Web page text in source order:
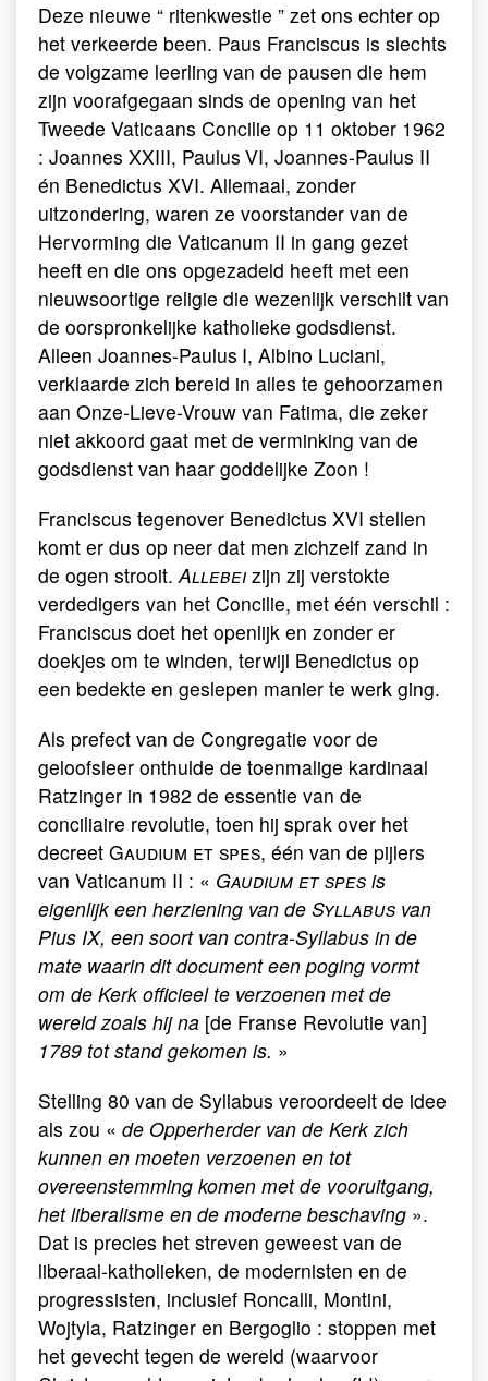
Deze nieuwe “ ritenkwestie ” zet ons echter op
het verkeerde been. Paus Franciscus is slechts
de volgzame leerling van de pausen die hem
zijn voorafgegaan sinds de opening van het
Tweede Vaticaans Concilie op 11 oktober 1962
: Joannes XXIII, Paulus VI, Joannes-Paulus II
én Benedictus XVI. Allemaal, zonder
uitzondering, waren ze voorstander van de
Hervorming die Vaticanum II in gang gezet
heeft en die ons opgezadeld heeft met een
nieuwsoortige religie die wezenlijk verschilt van
de oorspronkelijke katholieke godsdienst.
Alleen Joannes-Paulus I, Albino Luciani,
verklaarde zich bereid in alles te gehoorzamen
aan Onze-Lieve-Vrouw van Fatima, die zeker
niet akkoord gaat met de verminking van de
godsdienst van haar goddelijke Zoon !
Franciscus tegenover Benedictus XVI stellen
komt er dus op neer dat men zichzelf zand in
de ogen strooit.Allebei zijn zij verstokte
verdedigers van het Concilie, met één verschil :
Franciscus doet het openlijk en zonder er
doekjes om te winden, terwijl Benedictus op
een bedekte en geslepen manier te werk ging.
Als prefect van de Congregatie voor de
geloofsleer onthulde de toenmalige kardinaal
Ratzinger in 1982 de essentie van de
conciliaire revolutie, toen hij sprak over het
decreet Gaudium et spes, één van de pijlers
van Vaticanum II : « Gaudium et spes is
eigenlijk een herziening van de Syllabus van
Pius IX, een soort van contra-Syllabus in de
mate waarin dit document een poging vormt
om de Kerk officieel te verzoenen met de
wereld zoals hij na [de Franse Revolutie van]
1789 tot stand gekomen is. »
Stelling 80 van de Syllabus veroordeelt de idee
als zou « de Opperherder van de Kerk zich
kunnen en moeten verzoenen en tot
overeenstemming komen met de vooruitgang,
het liberalisme en de moderne beschaving ».
Dat is precies het streven geweest van de
liberaal-katholieken, de modernisten en de
progressisten, inclusief Roncalli, Montini,
Wojtyla, Ratzinger en Bergoglio : stoppen met
het gevecht tegen de wereld (waarvoor